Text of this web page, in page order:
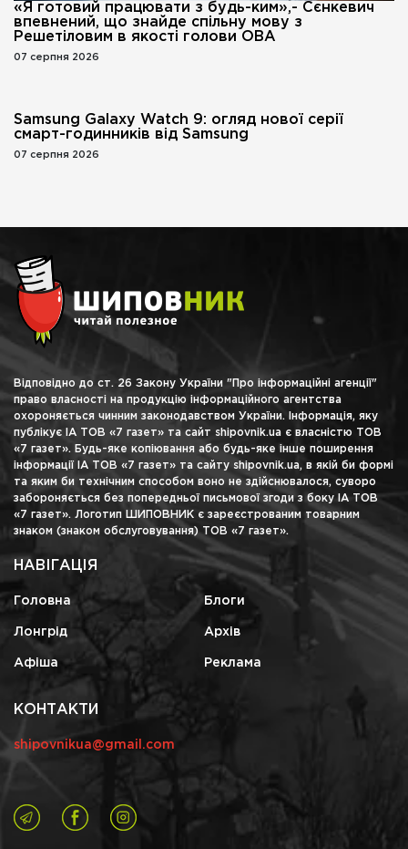
«Я готовий працювати з будь-ким»,- Сєнкевич
впевнений, що знайде спільну мову з
Решетіловим в якості голови ОВА
07 серпня 2026
Samsung Galaxy Watch 9: огляд нової серії
смарт-годинників від Samsung
07 серпня 2026
Відповідно до ст. 26 Закону України "Про інформаційні агенції"
право власності на продукцію інформаційного агентства
охороняється чинним законодавством України. Інформація, яку
публікує ІА ТОВ «7 газет» та сайт shipovnik.ua є власністю ТОВ
«7 газет». Будь-яке копіювання або будь-яке інше поширення
інформації ІА ТОВ «7 газет» та сайту shipovnik.ua, в якій би формі
та яким би технічним способом воно не здійснювалося, суворо
забороняється без попередньої письмової згоди з боку ІА ТОВ
«7 газет». Логотип ШИПОВНИК є зареєстрованим товарним
знаком (знаком обслуговування) ТОВ «7 газет».
НАВІГАЦІЯ
Головна Блоги
Лонгрід Архів
Афіша Реклама
КОНТАКТИ
shipovnikua@gmail.com